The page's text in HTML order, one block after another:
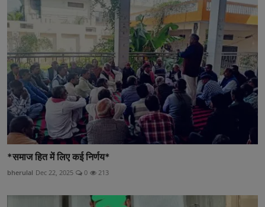
*समाज हित में लिए कई निर्णय*
bherulal Dec 22, 2025 0 213